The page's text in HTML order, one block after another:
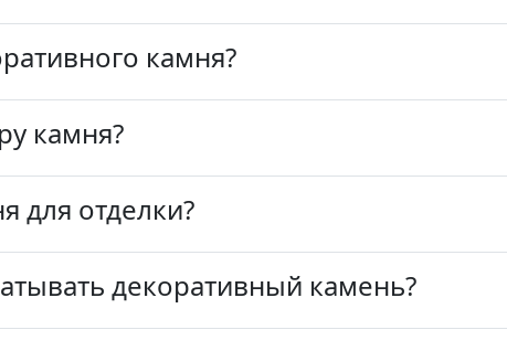
камня?
камня?
для отделки?
декоративный камень?